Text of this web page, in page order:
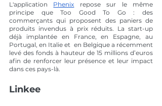
L'application Phenix repose sur le même
principe que Too Good To Go : des
commerçants qui proposent des paniers de
produits invendus à prix réduits. La start-up
déjà implantée en France, en Espagne, au
Portugal, en Italie et  en Belgique a récemment
levé des fonds à hauteur de 15 millions d’euros
afin de renforcer leur présence et leur impact
dans ces pays-là.
Linkee